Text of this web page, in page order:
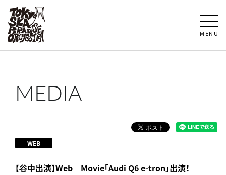
MENU
MEDIA
WEB
【谷中出演】Web Movie「Audi Q6 e-tron」出演！